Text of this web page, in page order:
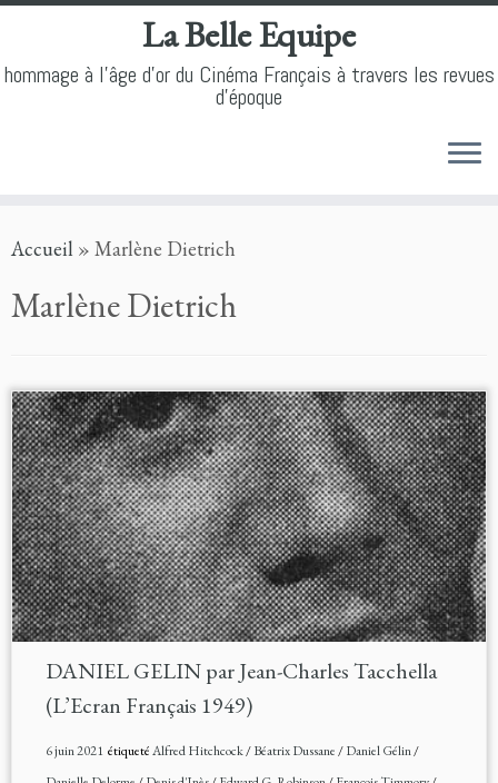
to
La Belle Equipe
hommage à l'âge d'or du Cinéma Français à travers les revues
d'époque
Accueil » Marlène Dietrich
Marlène Dietrich
DANIEL GELIN par Jean-Charles Tacchella
(L’Ecran Français 1949)
6 juin 2021étiquetéAlfred Hitchcock/Béatrix Dussane/Daniel Gélin/